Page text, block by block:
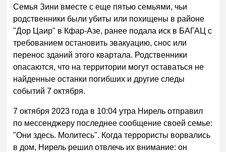
Семья Зини вместе с еще пятью семьями, чьи
родственники были убиты или похищены в районе
"Дор Цаир" в Кфар-Азе, ранее подала иск в БАГАЦ с
требованием остановить эвакуацию, снос или
перенос зданий этого квартала. Родственники
опасаются, что на территории могут оставаться не
найденные останки погибших и другие следы
событий 7 октября.
7 октября 2023 года в 10:04 утра Нирель отправил
по мессенджеру последнее сообщение своей семье:
"Они здесь. Молитесь". Когда террористы ворвались
в дом, Нирель решил отвлечь их внимание: он